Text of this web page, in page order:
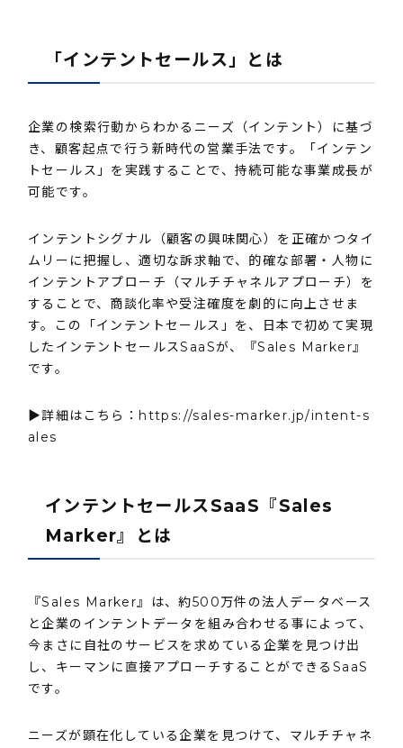
「インテントセールス」とは
企業の検索行動からわかるニーズ（インテント）に基づ
き、顧客起点で行う新時代の営業手法です。「インテン
トセールス」を実践することで、持続可能な事業成長が
可能です。
インテントシグナル（顧客の興味関心）を正確かつタイ
ムリーに把握し、適切な訴求軸で、的確な部署・人物に
インテントアプローチ（マルチチャネルアプローチ）を
することで、商談化率や受注確度を劇的に向上させま
す。この「インテントセールス」を、日本で初めて実現
したインテントセールスSaaSが、『Sales Marker』
です。
▶️詳細はこちら： https://sales-marker.jp/intent-s
ales
インテントセールスSaaS『Sales
Marker』とは
『Sales Marker』は、約500万件の法人データベース
と企業のインテントデータを組み合わせる事によって、
今まさに自社のサービスを求めている企業を見つけ出
し、キーマンに直接アプローチすることができるSaaS
です。
ニーズが顕在化している企業を見つけて、マルチチャネ